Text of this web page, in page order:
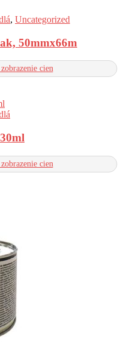
, Uncategorized
50mmx66m
cien
cien